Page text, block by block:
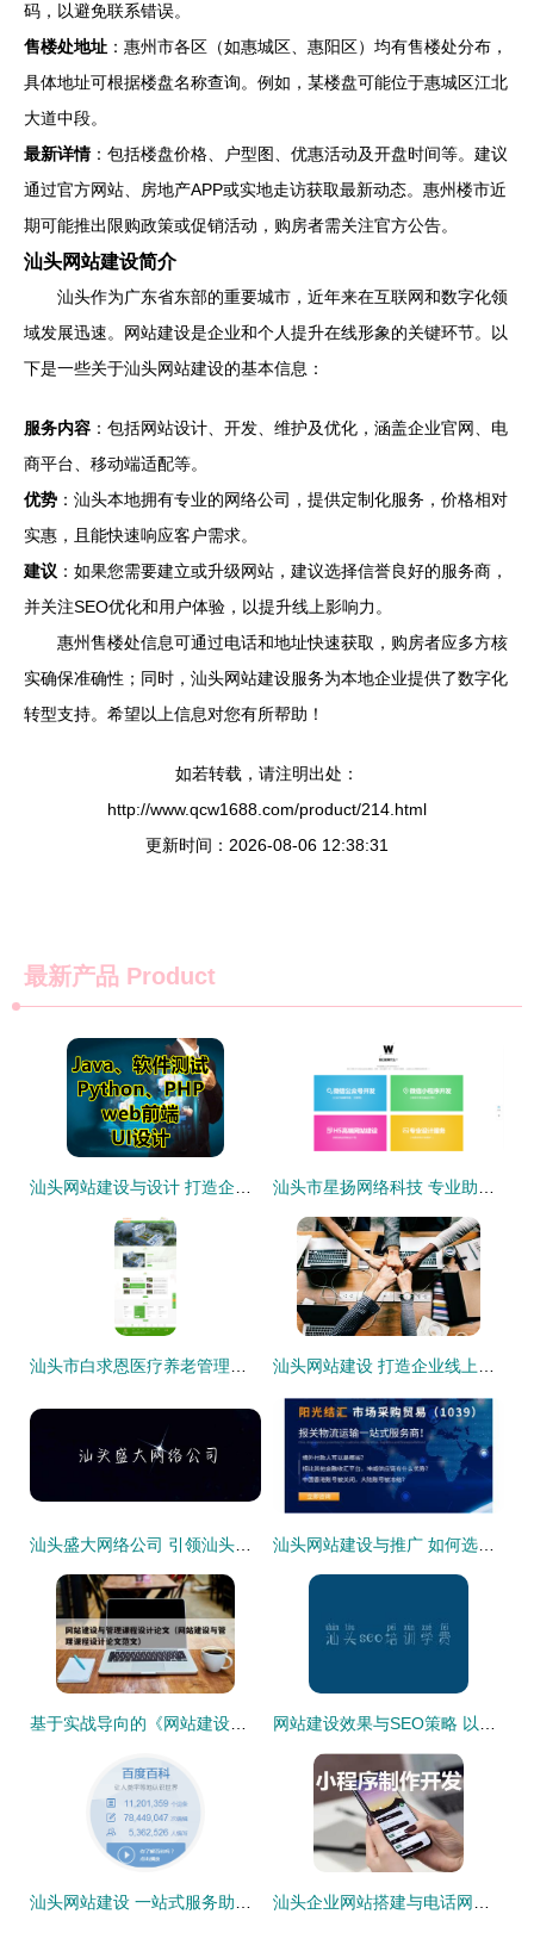
码，以避免联系错误。
售楼处地址 ：惠州市各区（如惠城区、惠阳区）均有售楼处分布，
具体地址可根据楼盘名称查询。例如，某楼盘可能位于惠城区江北
大道中段。
最新详情：包括楼盘价格、户型图、优惠活动及开盘时间等。建议
通过官方网站、房地产APP或实地走访获取最新动态。惠州楼市近
期可能推出限购政策或促销活动，购房者需关注官方公告。
汕头网站建设简介
汕头作为广东省东部的重要城市，近年来在互联网和数字化领
域发展迅速。网站建设是企业和个人提升在线形象的关键环节。以
下是一些关于汕头网站建设的基本信息：
服务内容 ：包括网站设计、开发、维护及优化，涵盖企业官网、电
商平台、移动端适配等。
优势 ：汕头本地拥有专业的网络公司，提供定制化服务，价格相对
实惠，且能快速响应客户需求。
建议 ：如果您需要建立或升级网站，建议选择信誉良好的服务商，
并关注SEO优化和用户体验，以提升线上影响力。
惠州售楼处信息可通过电话和地址快速获取，购房者应多方核
实确保准确性；同时，汕头网站建设服务为本地企业提供了数字化
转型支持。希望以上信息对您有所帮助！
如若转载，请注明出处：
http://www.qcw1688.com/product/214.html
更新时间：2026-08-06 12:38:31
最新产品 Product